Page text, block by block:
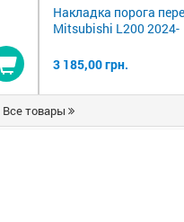
Купити
Накладка порога
Mitsubishi L200 2024-
3 185,00 грн.
Все товары